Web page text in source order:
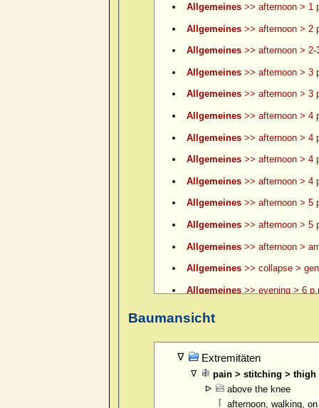
Allgemeines>> afternoon > 1
Allgemeines>> afternoon > 2
Allgemeines>> afternoon > 2-
Allgemeines>> afternoon > 3
Allgemeines>> afternoon > 3
Allgemeines>> afternoon > 4
Allgemeines>> afternoon > 4
Allgemeines>> afternoon > 4
Allgemeines>> afternoon > 4
Allgemeines>> afternoon > 5
Allgemeines>> afternoon > 5
Allgemeines>> afternoon >
Allgemeines>> collapse >
Allgemeines>> evening > 6
Allgemeines
Allgemeines>> evening > 8
Allgemeines >> evening > 9
Allgemeines >> evening >
Baumansicht
Extremitäten
pain > stitching > thigh
above the knee
afternoon, walking,